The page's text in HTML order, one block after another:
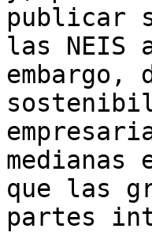
publicar
las NEIS
medianas
que las
partes